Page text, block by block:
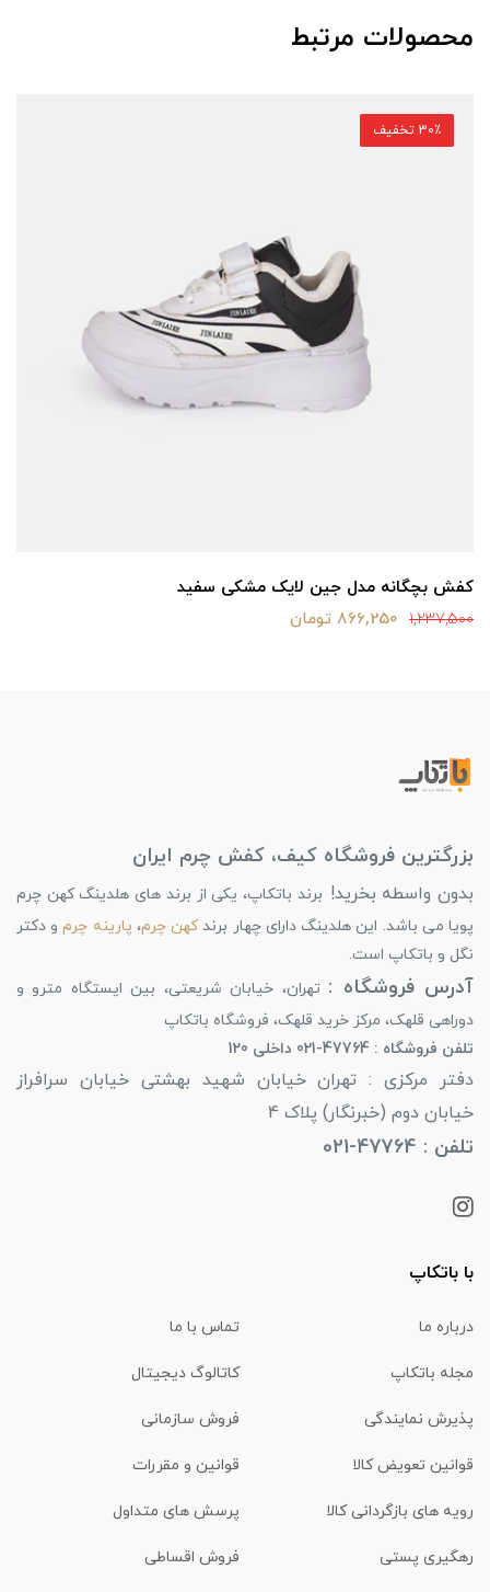
محصولات مرتبط
کفش بچگانه مدل جین لایک مشکی سفید
1,237,500 866,250 تومان
30٪ تخفیف
بزرگترین فروشگاه کیف، کفش چرم ایران
بدون واسطه بخرید! برند باتکاپ، یکی از برند های هلدینگ کهن چرم
پویا می باشد. این هلدینگ دارای چهار برندکهن چرم، پارینه چرمو دکتر
نگل و باتکاپ است.
آدرس فروشگاه : تهران، خیابان شریعتی، بین ایستگاه مترو و
دوراهی قلهک، مرکز خرید قلهک، فروشگاه باتکاپ
تلفن فروشگاه : 47764-021 داخلی 120
دفتر مرکزی : تهران خیابان شهید بهشتی خیابان سرافراز
خیابان دوم (خبرنگار) پلاک 4
تلفن : 47764-021
با باتکاپ
درباره ما تماس با ما
مجله باتکاپ کاتالوگ دیجیتال
پذیرش نمایندگی فروش سازمانی
قوانین تعویض کالا قوانین و مقررات
رویه های بازگردانی کالا پرسش های متداول
رهگیری پستی فروش اقساطی